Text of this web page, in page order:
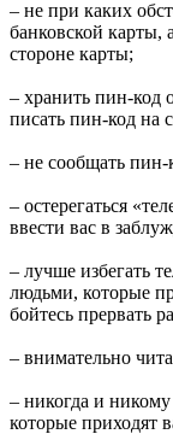
– не при каких
банковской карты,
стороне карты;
– хранить пин-код
писать пин-код на
– не сообщать
– остерегаться
ввести вас в
– лучше избегать
людьми, которые
бойтесь прервать
– внимательно
– никогда и
которые приходят